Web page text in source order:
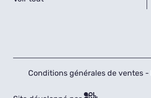
Conditions générales de ventes -